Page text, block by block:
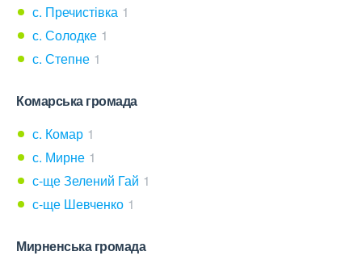
с. Пречистівка 1
с. Солодке 1
с. Степне 1
Комарська громада
с. Комар 1
с. Мирне 1
с-ще Зелений Гай 1
с-ще Шевченко 1
Мирненська громада